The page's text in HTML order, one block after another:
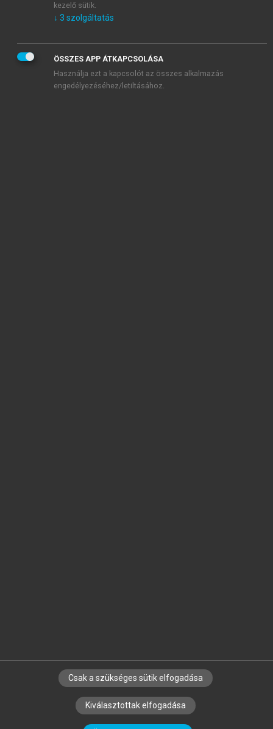
KIPRÓBÁLOM
SZERZŐKNEK CÉGEKNEK KÖNYVTÁROSOKNAK
SZERKESZTÉSI ÉS LEKTORÁLÁSI ALAPELVEK
kezelő sütik.
↓ 3 szolgáltatás
ÖSSZES APP ÁTKAPCSOLÁSA
Használja ezt a kapcsolót az összes alkalmazás
engedélyezéséhez/letiltásához.
Csak a szükséges sütik elfogadása
Kiválasztottak elfogadása